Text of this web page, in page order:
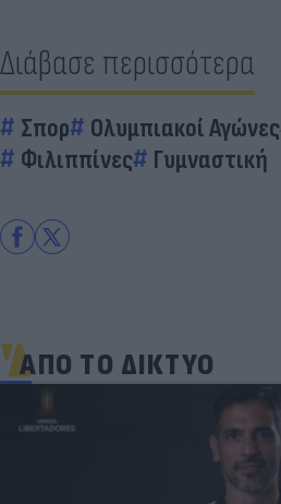
Διάβασε περισσότερα
Σπορ Ολυμπιακοί Αγώνες
Φιλιππίνες
Γυμναστική
ΑΠΟ ΤΟ ΔΙΚΤΥΟ